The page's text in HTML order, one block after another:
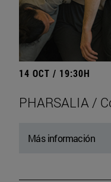
14 OCT / 19:30H
PHARSALIA /
Más información